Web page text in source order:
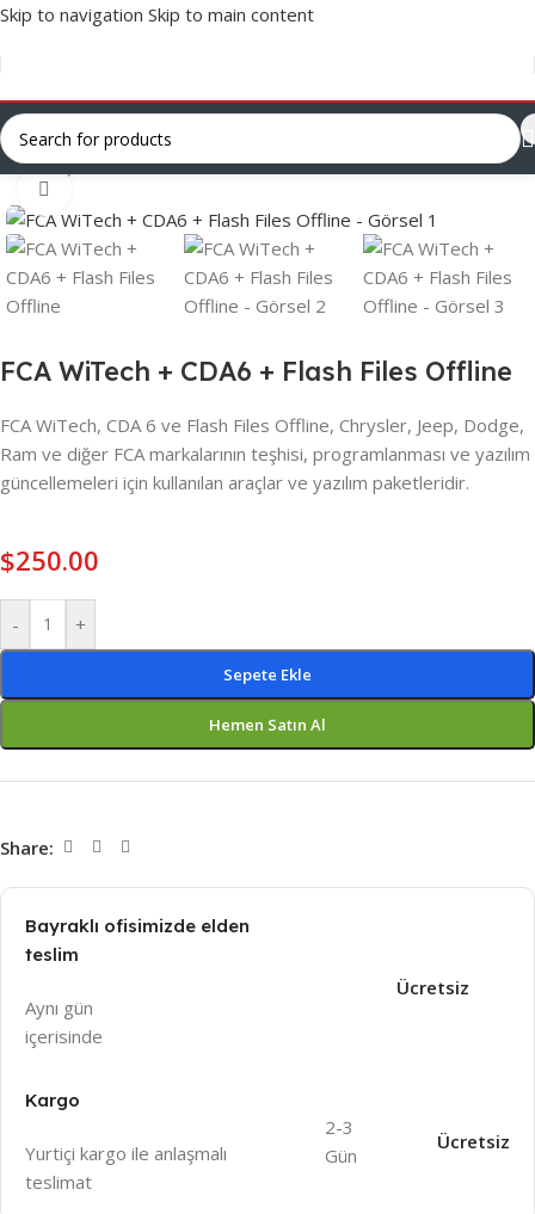
Skip to navigation Skip to main content
Ana Sayfa/Lisans ve Yazılımlar/OFFLINE Yazılımlar
FCA WiTech + CDA6 + Flash Files Offline
FCA WiTech, CDA 6 ve Flash Files Offline, Chrysler, Jeep, Dodge,
Ram ve diğer FCA markalarının teşhisi, programlanması ve yazılım
güncellemeleri için kullanılan araçlar ve yazılım paketleridir.
$250.00
- +
Sepete Ekle
Hemen Satın Al
Share:
Bayraklı ofisimizde elden
teslim
Aynı gün
içerisinde
Ücretsiz
Kargo
Yurtiçi kargo ile anlaşmalı
teslimat
2-3
Gün
Ücretsiz